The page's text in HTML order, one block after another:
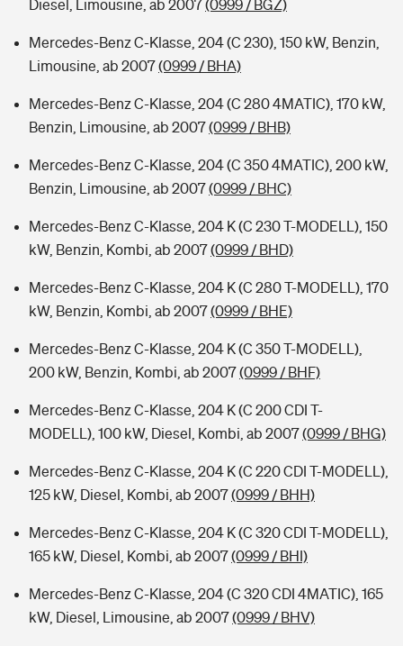
Diesel, Limousine, ab 2007 (0999 / BGZ)
Mercedes-Benz C-Klasse, 204 (C 230), 150 kW, Benzin,
Limousine, ab 2007(0999 / BHA)
Mercedes-Benz C-Klasse, 204 (C 280 4MATIC), 170 kW,
Benzin, Limousine, ab 2007(0999 / BHB)
Mercedes-Benz C-Klasse, 204 (C 350 4MATIC), 200 kW,
Benzin, Limousine, ab 2007(0999 / BHC)
Mercedes-Benz C-Klasse, 204 K (C 230 T-MODELL), 150
kW, Benzin, Kombi, ab 2007(0999 / BHD)
Mercedes-Benz C-Klasse, 204 K (C 280 T-MODELL), 170
kW, Benzin, Kombi, ab 2007(0999 / BHE)
Mercedes-Benz C-Klasse, 204 K (C 350 T-MODELL),
200 kW, Benzin, Kombi, ab 2007(0999 / BHF)
Mercedes-Benz C-Klasse, 204 K (C 200 CDI T-
MODELL), 100 kW, Diesel, Kombi, ab 2007(0999 / BHG)
Mercedes-Benz C-Klasse, 204 K (C 220 CDI T-MODELL),
125 kW, Diesel, Kombi, ab 2007(0999 / BHH)
Mercedes-Benz C-Klasse, 204 K (C 320 CDI T-MODELL),
165 kW, Diesel, Kombi, ab 2007(0999 / BHI)
Mercedes-Benz C-Klasse, 204 (C 320 CDI 4MATIC), 165
kW, Diesel, Limousine, ab 2007(0999 / BHV)